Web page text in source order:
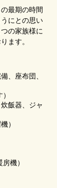
最期の時間
にとの思い
の家族様に
ます。
、座布団、
飯器、ジャ
）
機）